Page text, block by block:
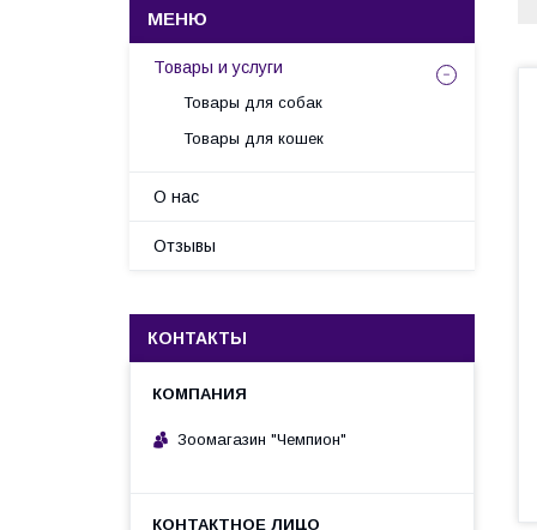
Товары и услуги
Товары для собак
Товары для кошек
О нас
Отзывы
КОНТАКТЫ
Зоомагазин "Чемпион"